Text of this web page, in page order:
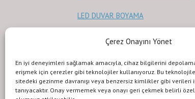
Çerez Onayını Yönet
En iyi deneyimleri sağlamak amacıyla, cihaz bilgilerini
erişmek için çerezler gibi teknolojiler kullanıyoruz. Bu
sitedeki gezinme davranışı veya benzersiz kimlikler gibi
tanıyacaktır. Onay vermemek veya onayı geri çekmek belirli
LED DUVAR BOYAMA
Güvenlik Işıkları
VINÇ VE FORKLIFT GÜVENLİK
IŞIKLARI